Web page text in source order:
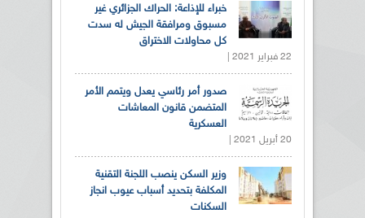
خبراء للإذاعة: الحراك الجزائري غير
مسبوق ومرافقة الجيش له سدت
كل محاولات الاختراق
22 فبراير 2021 |
صدور أمر رئاسي يعدل ويتمم الأمر
المتضمن قانون المعاشات
العسكرية
20 أبريل 2021 |
وزير السكن ينصب اللجنة التقنية
المكلفة بتحديد أسباب عيوب انجاز
السكنات